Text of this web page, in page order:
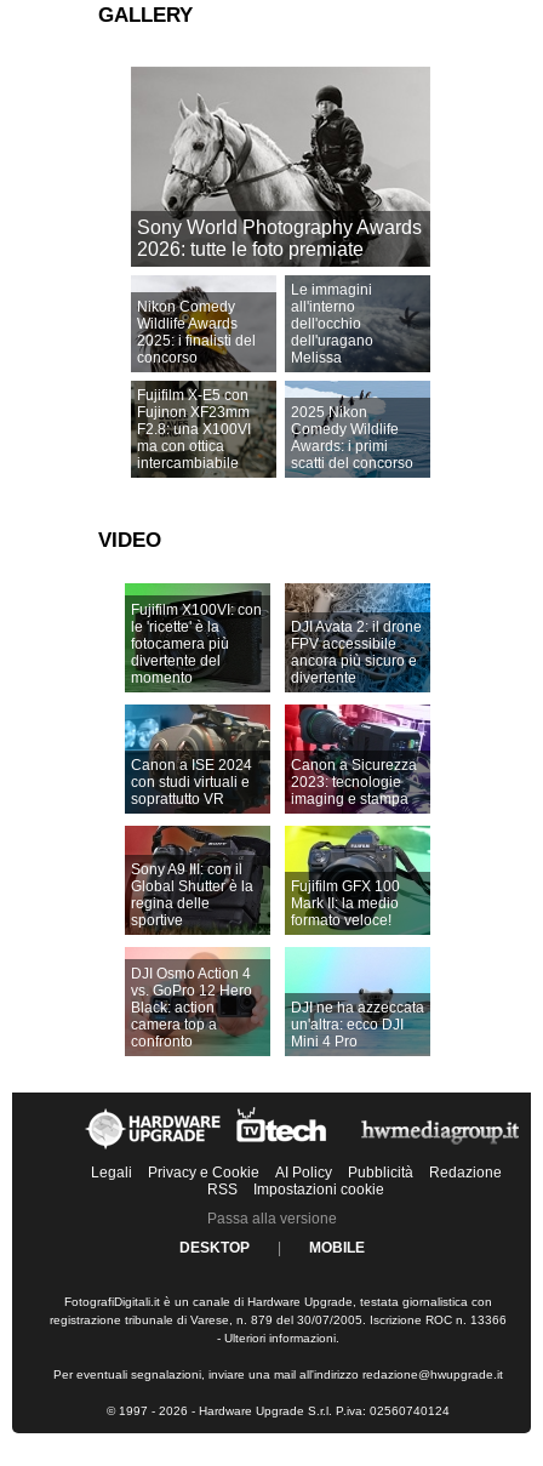
GALLERY
Sony World Photography Awards
2026: tutte le foto premiate
Nikon Comedy
Wildlife Awards
2025: i finalisti del
concorso
Le immagini
all'interno
dell'occhio
dell'uragano
Melissa
Fujifilm X-E5 con
Fujinon XF23mm
F2.8: una X100VI
ma con ottica
intercambiabile
2025 Nikon
Comedy Wildlife
Awards: i primi
scatti del concorso
VIDEO
Fujifilm X100VI: con
le 'ricette' è la
fotocamera più
divertente del
momento
DJI Avata 2: il drone
FPV accessibile
ancora più sicuro e
divertente
Canon a ISE 2024
con studi virtuali e
soprattutto VR
Canon a Sicurezza
2023: tecnologie
imaging e stampa
Sony A9 III: con il
Global Shutter è la
regina delle
sportive
Fujifilm GFX 100
Mark II: la medio
formato veloce!
DJI Osmo Action 4
vs. GoPro 12 Hero
Black: action
camera top a
confronto
DJI ne ha azzeccata
un'altra: ecco DJI
Mini 4 Pro
Legali Privacy e Cookie AI Policy Pubblicità
Redazione
RSS
Impostazioni cookie
Passa alla versione
DESKTOP
MOBILE
FotografiDigitali.it è un canale di Hardware Upgrade, testata giornalistica con
registrazione tribunale di Varese, n. 879 del 30/07/2005. Iscrizione ROC n. 13366
- Ulteriori informazioni.
Per eventuali segnalazioni, inviare una mail all'indirizzo redazione@hwupgrade.it
© 1997 - 2026 - Hardware Upgrade S.r.l. P.iva: 02560740124